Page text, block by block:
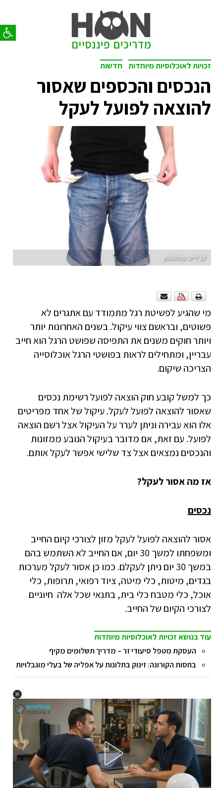
פתח
זכויות לאוכלוסיות מיוחדות חדשות
הנכסים והכספים שאסור
להוצאה לפועל לעקל
קרדיט: pixabay
מי שהגיע לפשיטת רגל מתמודד עם אתגרים לא
פשוטים, ובראשם צווי עיקול. בשנים האחרונות יותר
ויותר חוקים משנים את התפיסה שפושט הרגל הוא חייב
עבריין, ומתחילים לראות בפושטי הרגל אוכלוסייה
הצריכה שיקום.
כך למשל קובע חוק הוצאה לפועל רשימת נכסים
שאסור להוצאה לפועל לעקל. עיקול של אחד מפריטים
אלו הוא עבירה וניתן לערר על העיקול אצל רשם הוצאה
לפועל. עם זאת, אם מדובר בעיקול הנובע ממזונות
והנכסים נמצאים אצל צד שלישי אפשר לעקל אותם.
אז מה אסור לעקל?
נכסים
אסור להוצאה לפועל לעקל מזון לצורכי קיום החייב
ומשפחתו למשך 30 יום, אם החייב לא השתמש בהם
במשך 30 יום ניתן לעקלם. כמו כן אסור לעקל מערכות
בגדים, מיטות, כלי מיטה, ציוד רפואי, תרופות, כלי
אוכל, כלי מטבח כלי בית, בתנאי שכל אלה חיוניים
לצורכי הקיום של החייב.
עוד בנושא זכויות לאוכלוסיות מיוחדות
העסקת מטפל סיעודי זר – מדריך תשלומים מקיף
בחסות הקורונה: זינוק בתלונות על אפליה של בעלי מוגבלויות